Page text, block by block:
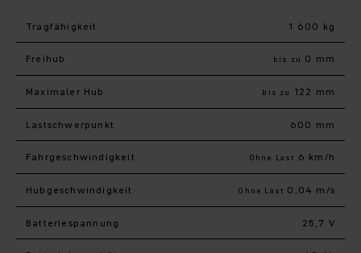
Tragfähigkeit 1 600 kg
Freihub bis zu 0 mm
Maximaler Hub bis zu 122 mm
Last­schwerpunkt 600 mm
Fahr­geschwindigkeit Ohne Last 6 km/h
Hub­geschwindigkeit Ohne Last 0,04 m/s
Batteriespannung 25,7 V